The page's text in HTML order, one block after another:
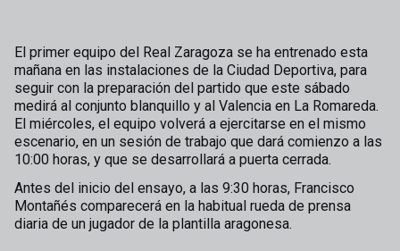
El primer equipo del Real Zaragoza se ha entrenado esta
mañana en las instalaciones de la Ciudad Deportiva, para
seguir con la preparación del partido que este sábado
medirá al conjunto blanquillo y al Valencia en La Romareda.
El miércoles, el equipo volverá a ejercitarse en el mismo
escenario, en un sesión de trabajo que dará comienzo a las
10:00 horas, y que se desarrollará a puerta cerrada.
Antes del inicio del ensayo, a las 9:30 horas, Francisco
Montañés comparecerá en la habitual rueda de prensa
diaria de un jugador de la plantilla aragonesa.